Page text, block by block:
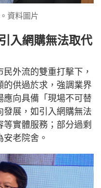
資料圖片
入網購無法取代
外流的雙重打擊下，
的供過於求，強調業界
向具備「現場不可替
展，如引入網購無法
實體服務；部分過剩
老院舍。